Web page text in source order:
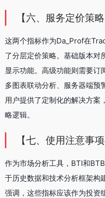
【六、服务定价策略
这两个指标作为Da_Prof在
了分层定价策略。基础版本对
显示功能。高级功能则需要
多图表联动分析、服务器端预
用户提供了定制化的解决方案
略逻辑。
【七、使用注意事
作为市场分析工具，BTI和
于历史数据和技术分析框架构
强调，这些指标应该作为投资